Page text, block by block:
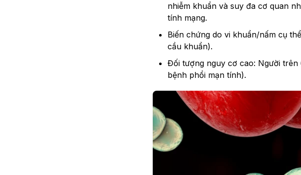
nhiễm khuẩn và suy đa cơ quan
tính mạng.
Biến chứng do vi khuẩn/nấm cụ
cầu khuẩn).
Đối tượng nguy cơ cao: Người trên
bệnh phổi mạn tính).